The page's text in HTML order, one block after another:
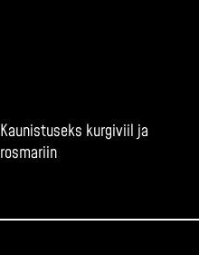
Kaunistuseks kurgiviil ja
rosmariin